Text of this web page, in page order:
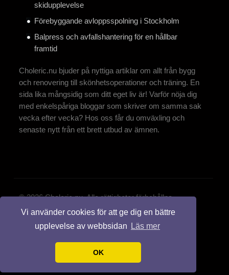
Vi använder cookies för att ge dig en bättre
upplevelse av webbsidan
Läs mer
OK
skidupplevelse
Förebyggande avloppsspolning i Stockholm
Balpress och avfallshantering för en hållbar
framtid
Choleric.nu bjuder på nyttiga artiklar om allt från bygg
och renovering till skönhetsoperationer och träning. En
sida lika mångsidig som ditt eget liv är! Varför nöja dig
med enkelspåriga bloggar som skriver om samma sak
vecka efter vecka? Hos oss får du omväxling och
senaste nytt från ett brett utbud av ämnen.
© 2026 Choleric.nu. Alla rättigheter förbehållna.